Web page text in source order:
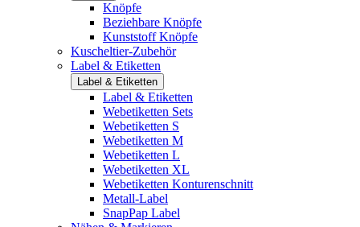
Knöpfe
Beziehbare Knöpfe
Kunststoff Knöpfe
Kuscheltier-Zubehör
Label & Etiketten
Label & Etiketten
Label & Etiketten
Webetiketten Sets
Webetiketten S
Webetiketten M
Webetiketten L
Webetiketten XL
Webetiketten Konturenschnitt
Metall-Label
SnapPap Label